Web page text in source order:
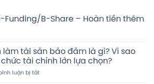
Funding/B-Share – Hoàn tiền thêm
làm tài sản bảo đảm là gì? Vì sao
tài chính lớn lựa chọn?
luận bị tắtở